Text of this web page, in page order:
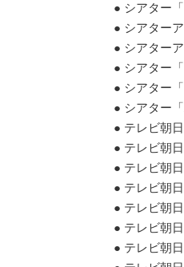
● シアター
● シアター
● シアター
● シアター
● シアター
● シアター
● テレビ朝
● テレビ朝
● テレビ朝
● テレビ朝
● テレビ朝
● テレビ朝
● テレビ朝